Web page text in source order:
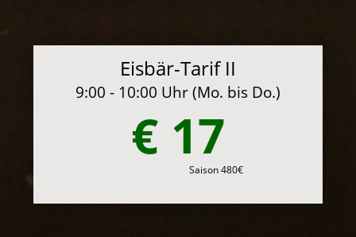
Eisbär-Tarif II
9:00 - 10:00 Uhr (Mo. bis Do.)
€ 17
Saison 480€